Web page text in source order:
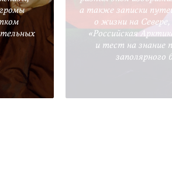
а также записки
о жизни на
«Российская
и тест на знание
заполярного